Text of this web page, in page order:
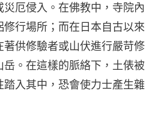
災厄侵入。在佛教中，寺院內
行場所；而在日本自古以來
供修驗者或山伏進行嚴苛修
。在這樣的脈絡下，土俵被
入其中，恐會使力士產生雜